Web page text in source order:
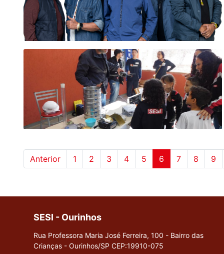
Anterior 1 2 3 4 5 6 7 8 9
SESI - Ourinhos
Rua Professora Maria José Ferreira, 100 - Bairro das
Crianças - Ourinhos/SP CEP:19910-075